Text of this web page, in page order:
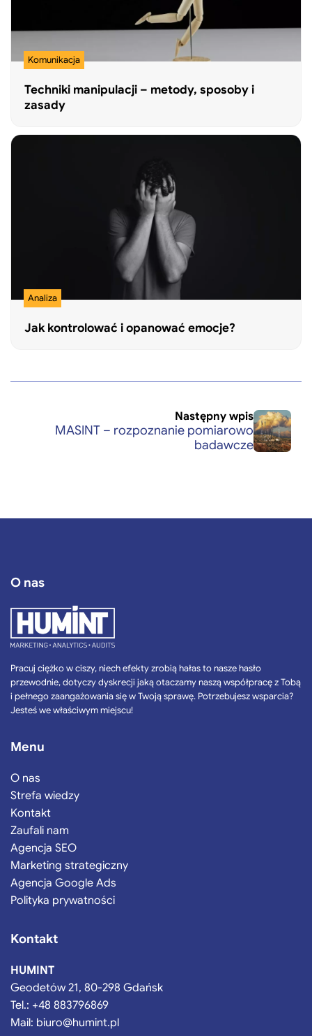
Komunikacja
Techniki manipulacji – metody, sposoby i
zasady
Analiza
Jak kontrolować i opanować emocje?
Następny wpis
MASINT – rozpoznanie pomiarowo
badawcze
O nas
Pracuj ciężko w ciszy, niech efekty zrobią hałas to nasze hasło
przewodnie, dotyczy dyskrecji jaką otaczamy naszą współpracę z Tobą
i pełnego zaangażowania się w Twoją sprawę. Potrzebujesz wsparcia?
Jesteś we właściwym miejscu!
Menu
O nas
Strefa wiedzy
Kontakt
Zaufali nam
Agencja SEO
Marketing strategiczny
Agencja Google Ads
Polityka prywatności
Kontakt
HUMINT
Geodetów 21, 80-298 Gdańsk
Tel.: +48 883796869
Mail: biuro@humint.pl